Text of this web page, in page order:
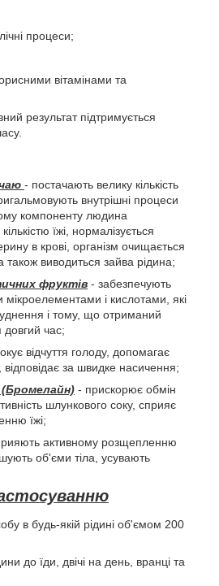
процеси;
вітамінами та
результат підтримується
- постачають велику кількість
внутрішні процеси
компоненту людина
їжі, нормалізується
в крові, організм очищається
а також виводиться зайва рідина;
фруктів - забезпечують
мікроелементами і кислотами, які
і тому, що отриманий
довгий час;
відчуття голоду, допомагає
за швидке насичення;
- прискорює обмін
шлункового соку, сприяє
їжі;
активному розщепленню
об'єми тіла, усувають
в будь-якій рідині об'ємом 200
до їди, двічі на день, вранці та